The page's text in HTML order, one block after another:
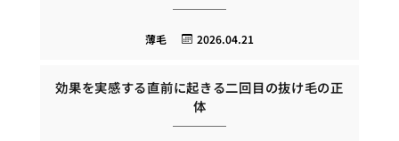
2026.04.21
薄毛
効果を実感する直前に起きる二回目の抜け毛の正
体